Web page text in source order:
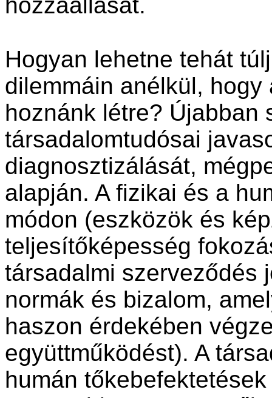
Hogyan lehetne tehát
dilemmáin anélkül,
hoznánk létre? Újabban
társadalomtudósai
diagnosztizálását,
alapján. A fizikai és a
módon (eszközök és
teljesítőképesség
társadalmi szerveződés
normák és bizalom,
haszon érdekében
együttműködést). A
humán